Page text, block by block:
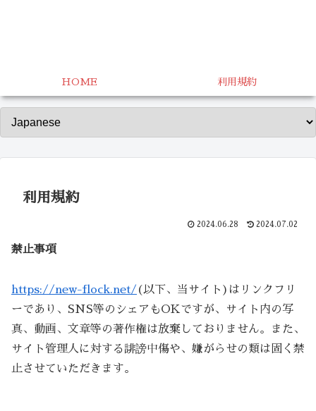
HOME 利用規約
利用規約
2024.06.28 2024.07.02
禁止事項
https://new-flock.net/ (以下、当サイト)はリンクフリ
ーであり、SNS等のシェアもOKですが、サイト内の写
真、動画、文章等の著作権は放棄しておりません。また、
サイト管理人に対する誹謗中傷や、嫌がらせの類は固く禁
止させていただきます。